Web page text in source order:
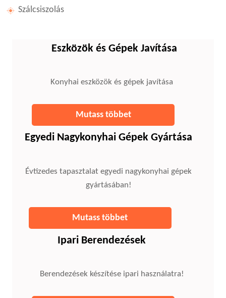
Szálcsiszolás
Eszközök és Gépek Javítása
Konyhai eszközök és gépek javítása
Mutass többet
Egyedi Nagykonyhai Gépek Gyártása
Évtizedes tapasztalat egyedi nagykonyhai gépek
gyártásában!
Mutass többet
Ipari Berendezések
Berendezések készítése ipari használatra!